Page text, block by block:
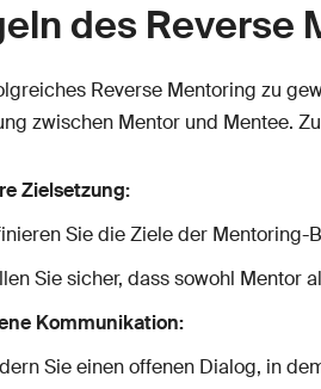
des Reverse
Reverse Mentoring zu
zwischen Mentor und Mentee.
Zielsetzung:
Sie die Ziele der Mentoring-
Sie sicher, dass sowohl Mentor
Kommunikation:
Sie einen offenen Dialog, in